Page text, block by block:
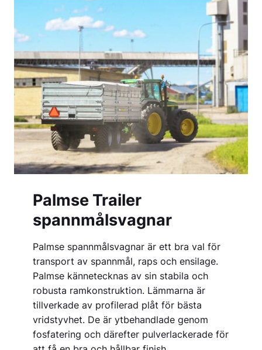
Palmse Trailer
spannmålsvagnar
Palmse spannmålsvagnar är ett bra val för
transport av spannmål, raps och ensilage.
Palmse kännetecknas av sin stabila och
robusta ramkonstruktion. Lämmarna är
tillverkade av profilerad plåt för bästa
vridstyvhet. De är ytbehandlade genom
fosfatering och därefter pulverlackerade för